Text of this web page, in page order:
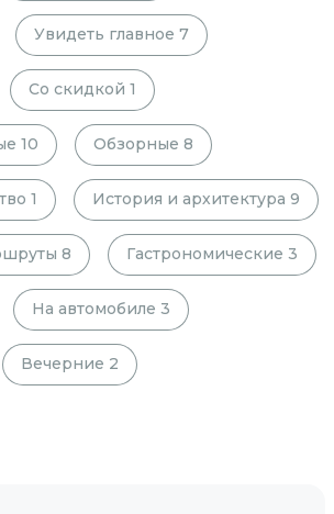
Увидеть главное 7
Со скидкой 1
10 Обзорные 8
1 История и архитектура 9
8 Гастрономические 3
На автомобиле 3
Вечерние 2